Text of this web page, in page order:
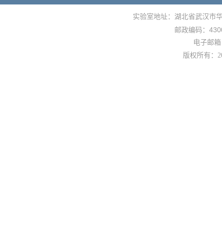
实验室地址：湖北省武汉市
邮政编码：
电子邮
版权所有：